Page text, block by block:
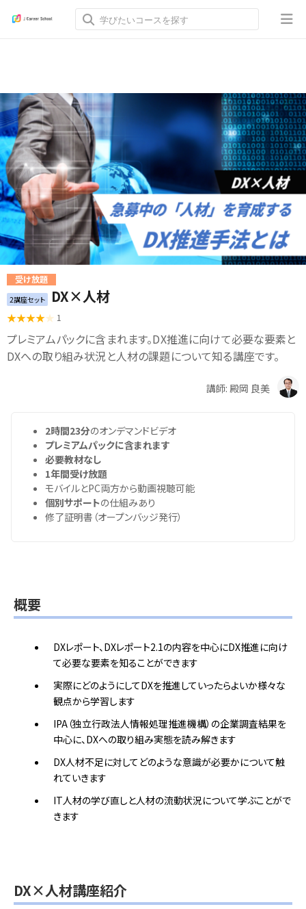
受け放題
2講座セット DX×人材
1
プレミアムパックに含まれます。DX推進に向けて必要な要素と
DXへの取り組み状況と人材の課題について知る講座です。
講師: 殿岡 良美
2時間23分のオンデマンドビデオ
プレミアムパックに含まれます
必要教材なし
1年間受け放題
モバイルとPC両方から動画視聴可能
個別サポートの仕組みあり
修了証明書（オープンバッジ発行）
概要
DXレポート、DXレポート2.1の内容を中心にDX推進に向け
て必要な要素を知ることができます
実際にどのようにしてDXを推進していったらよいか様々な
観点から学習します
IPA（独立行政法人情報処理推進機構）の企業調査結果を
中心に、DXへの取り組み実態を読み解きます
DX人材不足に対してどのような意識が必要かについて触
れていきます
IT人材の学び直しと人材の流動状況について学ぶことがで
きます
DX×人材講座紹介